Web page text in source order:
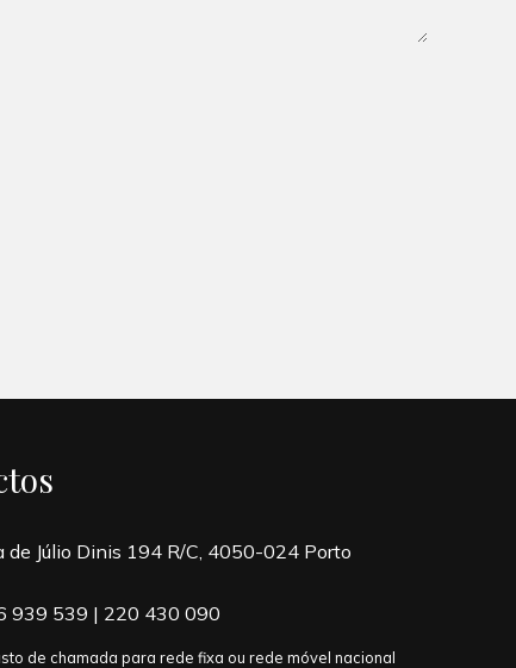
de Júlio Dinis 194 R/C, 4050-024 Porto
939 539 | 220 430 090
de chamada para rede fixa ou rede móvel nacional